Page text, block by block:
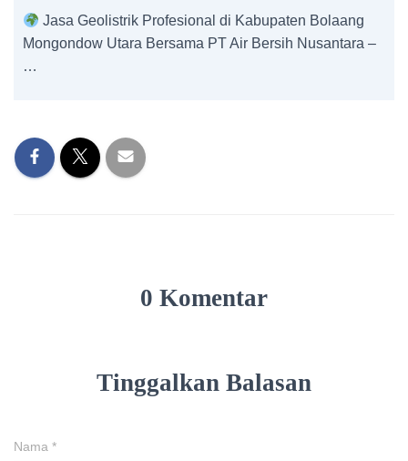
Jasa Geolistrik Profesional di Kabupaten Bolaang
Mongondow Utara Bersama PT Air Bersih Nusantara –
…
0 Komentar
Tinggalkan Balasan
Nama *